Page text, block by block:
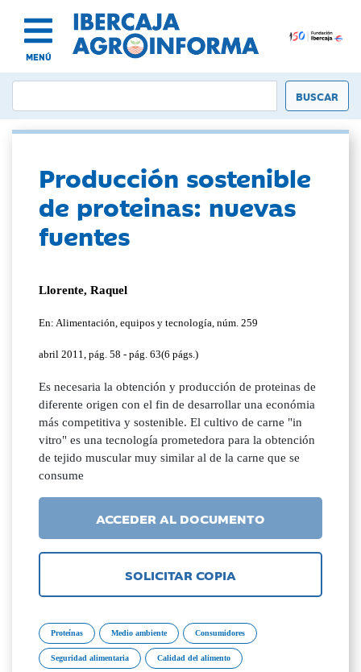
MENÚ
Producción sostenible
de proteinas: nuevas
fuentes
Llorente, Raquel
En: Alimentación, equipos y tecnología, núm. 259
abril 2011, pág. 58 - pág. 63(6 págs.)
Es necesaria la obtención y producción de proteinas de
diferente origen con el fin de desarrollar una económia
más competitiva y sostenible. El cultivo de carne "in
vitro" es una tecnología prometedora para la obtención
de tejido muscular muy similar al de la carne que se
consume
ACCEDER AL DOCUMENTO
SOLICITAR COPIA
Proteínas Medio ambiente Consumidores
Seguridad alimentaria Calidad del alimento